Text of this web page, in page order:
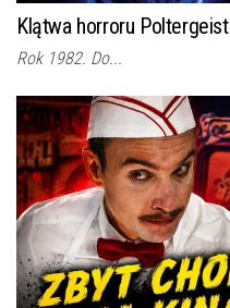
Klątwa horroru Poltergeist
Rok 1982. Do...